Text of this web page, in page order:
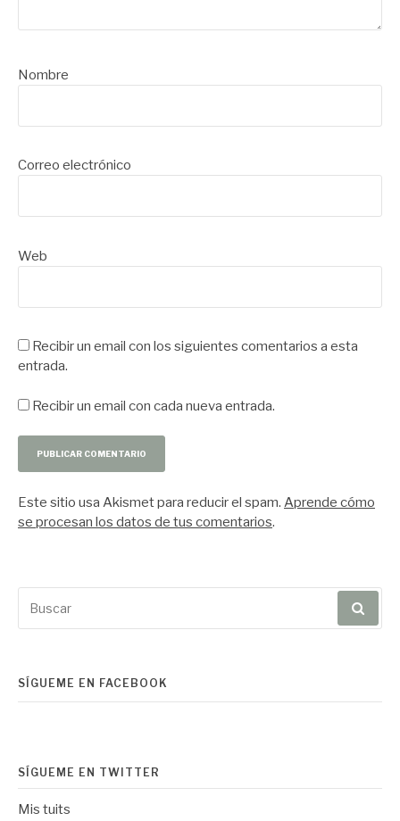
Nombre
Correo electrónico
Web
Recibir un email con los siguientes comentarios a esta
entrada.
Recibir un email con cada nueva entrada.
Este sitio usa Akismet para reducir el spam. Aprende cómo
se procesan los datos de tus comentarios.
por:
SÍGUEME EN FACEBOOK
SÍGUEME EN TWITTER
Mis tuits